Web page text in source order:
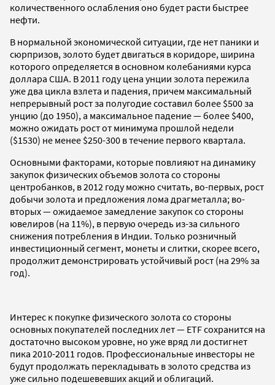
количественного ослабления оно будет расти быстрее
нефти.
В нормальной экономической ситуации, где нет паники и
сюрпризов, золото будет двигаться в коридоре, ширина
которого определяется в основном колебаниями курса
доллара США. В 2011 году цена унции золота пережила
уже два цикла взлета и падения, причем максимальный
непрерывный рост за полугодие составил более $500 за
унцию (до 1950), а максимальное падение — более $400,
можно ожидать рост от минимума прошлой недели
($1530) не менее $250-300 в течение первого квартала.
Основными факторами, которые повлияют на динамику
закупок физических объемов золота со стороны
центробанков, в 2012 году можно считать, во-первых, рост
добычи золота и предложения лома драгметалла; во-
вторых — ожидаемое замедление закупок со стороны
ювелиров (на 11%), в первую очередь из-за сильного
снижения потребления в Индии. Только розничный
инвестиционный сегмент, монеты и слитки, скорее всего,
продолжит демонстрировать устойчивый рост (на 29% за
год).
Интерес к покупке физического золота со стороны
основных покупателей последних лет — ETF сохранится на
достаточно высоком уровне, но уже вряд ли достигнет
пика 2010-2011 годов. Профессиональные инвесторы не
будут продолжать перекладывать в золото средства из
уже сильно подешевевших акций и облигаций.